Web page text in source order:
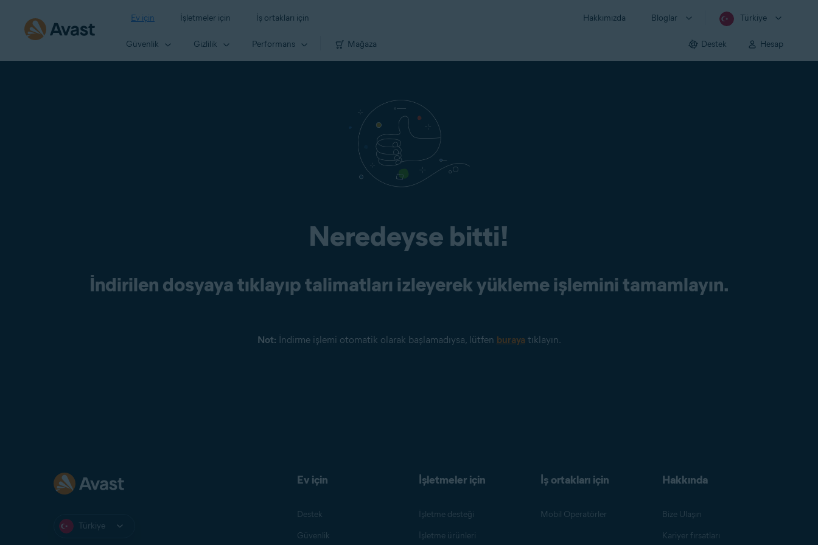
Ev için İşletmeler için İş ortakları için Hakkımızda Bloglar Türkiye
Güvenlik Gizlilik Performans Mağaza Destek Hesap
Neredeyse bitti!
İndirilen dosyaya tıklayıp talimatları izleyerek yükleme işlemini tamamlayın.
Not: İndirme işlemi otomatik olarak başlamadıysa, lütfen burayatıklayın.
Türkiye
Ev için
Destek
Güvenlik
İşletmeler için
İşletme desteği
İşletme ürünleri
İş ortakları için
Mobil Operatörler
Hakkında
Bize Ulaşın
Kariyer fırsatları